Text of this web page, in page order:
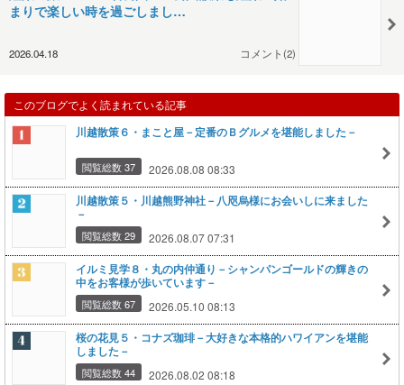
まりで楽しい時を過ごしまし…
2026.04.18 コメント(2)
このブログでよく読まれている記事
川越散策６・まこと屋－定番のＢグルメを堪能しました－
閲覧総数 37 2026.08.08 08:33
川越散策５・川越熊野神社－八咫烏様にお会いしに来ました
－
閲覧総数 29 2026.08.07 07:31
イルミ見学８・丸の内仲通り－シャンパンゴールドの輝きの
中をお客様が歩いています－
閲覧総数 67 2026.05.10 08:13
桜の花見５・コナズ珈琲－大好きな本格的ハワイアンを堪能
しました－
閲覧総数 44 2026.08.02 08:18